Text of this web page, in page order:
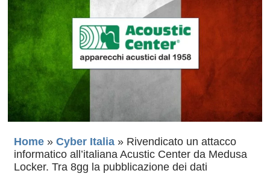
Home » Cyber Italia » Rivendicato un attacco
informatico all’italiana Acustic Center da Medusa
Locker. Tra 8gg la pubblicazione dei dati